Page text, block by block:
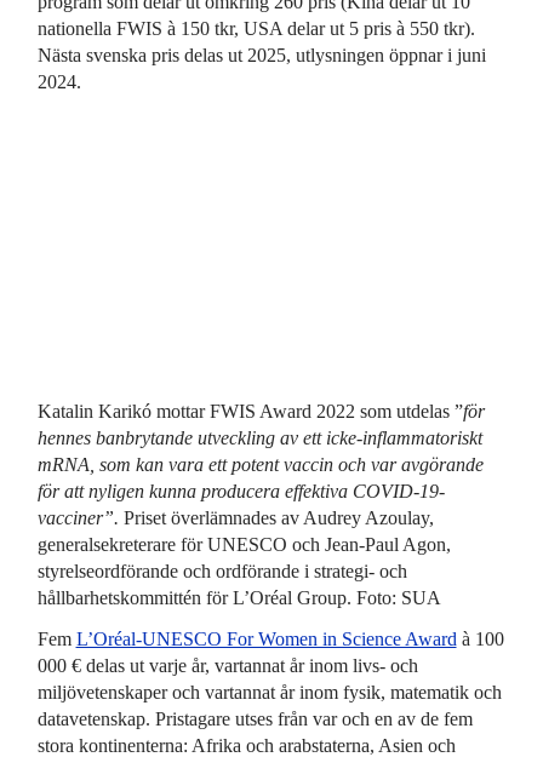
nationella FWIS à 150 tkr, USA delar ut 5 pris à 550 tkr).
Nästa svenska pris delas ut 2025, utlysningen öppnar i juni
2024.
Katalin Karikó mottar FWIS Award 2022 som utdelas ”för
hennes banbrytande utveckling av ett icke-inflammatoriskt
mRNA, som kan vara ett potent vaccin och var avgörande
för att nyligen kunna producera effektiva COVID-19-
vacciner”. Priset överlämnades av Audrey Azoulay,
generalsekreterare för UNESCO och Jean-Paul Agon,
styrelseordförande och ordförande i strategi- och
hållbarhetskommittén för L’Oréal Group. Foto: SUA
Fem L’Oréal-UNESCO For Women in Science Award à 100
000 € delas ut varje år, vartannat år inom livs- och
miljövetenskaper och vartannat år inom fysik, matematik och
datavetenskap. Pristagare utses från var och en av de fem
stora kontinenterna: Afrika och arabstaterna, Asien och